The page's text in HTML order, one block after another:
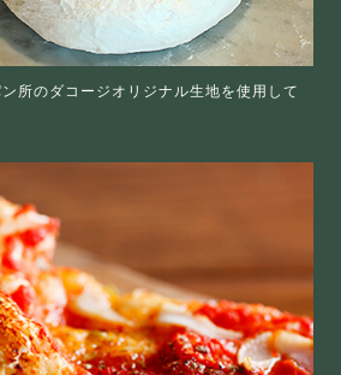
所のダコージオリジナル生地を使用して